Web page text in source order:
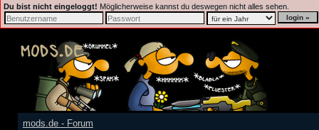
Du bist nicht eingeloggt! Möglicherweise kannst du deswegen nicht alles sehen.
mods.de - Forum